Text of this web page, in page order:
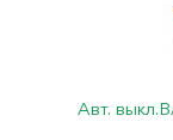
Авт.